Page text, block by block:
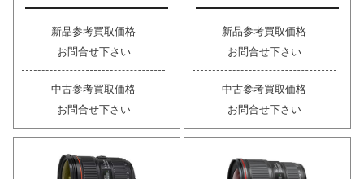
新品参考買取価格
お問合せ下さい
中古参考買取価格
お問合せ下さい
新品参考買取価格
お問合せ下さい
中古参考買取価格
お問合せ下さい